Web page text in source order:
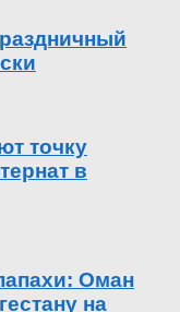
точку
в
Оман
на